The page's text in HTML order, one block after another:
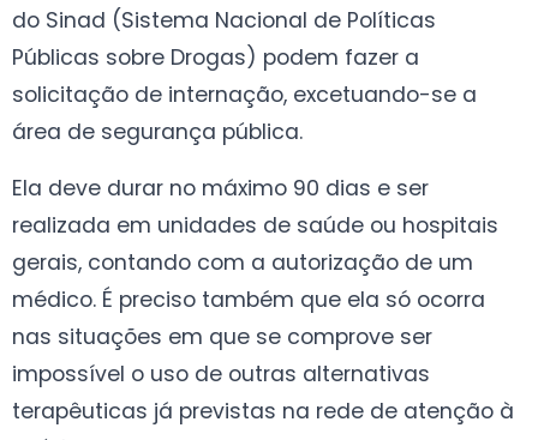
do Sinad (Sistema Nacional de Políticas
Públicas sobre Drogas) podem fazer a
solicitação de internação, excetuando-se a
área de segurança pública.
Ela deve durar no máximo 90 dias e ser
realizada em unidades de saúde ou hospitais
gerais, contando com a autorização de um
médico. É preciso também que ela só ocorra
nas situações em que se comprove ser
impossível o uso de outras alternativas
terapêuticas já previstas na rede de atenção à